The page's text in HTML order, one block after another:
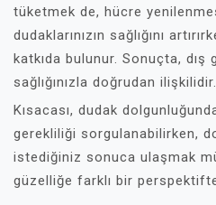
tüketmek de, hücre
dudaklarınızın sağlığını
katkıda bulunur. Sonuçta, dış
sağlığınızla doğrudan ilişkilidir.
Kısacası, dudak
gerekliliği sorgulanabilirken,
istediğiniz sonuca ulaşmak
güzelliğe farklı bir